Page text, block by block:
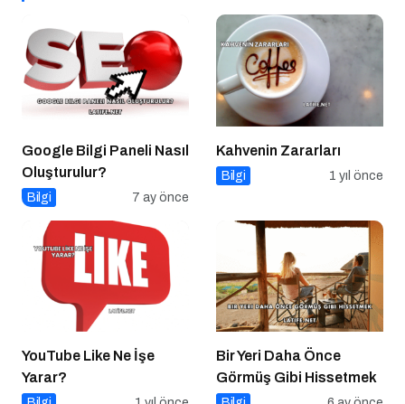
Google Bilgi Paneli Nasıl
Oluşturulur?
Bilgi 7 ay önce
Kahvenin Zararları
Bilgi 1 yıl önce
YouTube Like Ne İşe
Yarar?
Bir Yeri Daha Önce
Görmüş Gibi Hissetmek